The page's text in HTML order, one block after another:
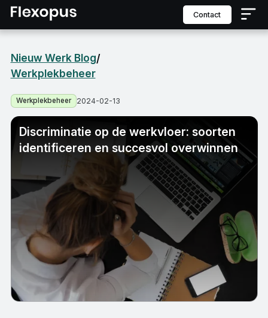
contact
Nieuw Werk Blog/
Werkplekbeheer
Werkplekbeheer 2024-02-13
Discriminatie op de werkvloer: soorten
identificeren en succesvol overwinnen